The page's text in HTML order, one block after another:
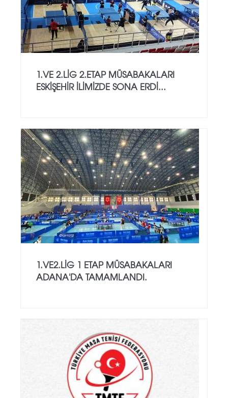
1.VE 2.LİG 2.ETAP MÜSABAKALARI
ESKİŞEHİR İLİMİZDE SONA ERDİ...
1.VE2.LİG 1 ETAP MÜSABAKALARI
ADANA'DA TAMAMLANDI.